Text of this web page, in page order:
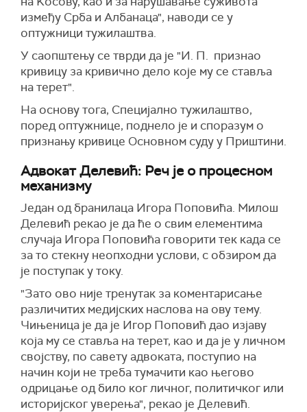
између Срба и Албанаца", наводи се у
оптужници тужилаштва.
У саопштењу се тврди да је "И. П. признао
кривицу за кривично дело које му се ставља
на терет".
На основу тога, Специјално тужилаштво,
поред оптужнице, поднело је и споразум о
признању кривице Основном суду у Приштини.
Адвокат Делевић: Реч је о процесном
механизму
Један од бранилаца Игора Поповића. Милош
Делевић рекао је да ће о свим елементима
случаја Игора Поповића говорити тек када се
за то стекну неопходни услови, с обзиром да
је поступак у току.
"Зато ово није тренутак за коментарисање
различитих медијских наслова на ову тему.
Чињеница је да је Игор Поповић дао изјаву
која му се ставља на терет, као и да је у личном
својству, по савету адвоката, поступио на
начин који не треба тумачити као његово
одрицање од било ког личног, политичког или
историјског уверења", рекао је Делевић.